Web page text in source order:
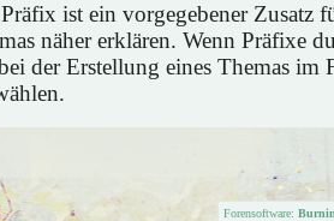
ist ein vorgegebener Zusatz
näher erklären. Wenn Präfixe
der Erstellung eines Themas
Forensoftware: